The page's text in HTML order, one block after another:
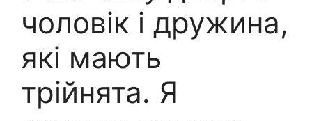
чоловік і дружина,
які мають
трійнята. Я